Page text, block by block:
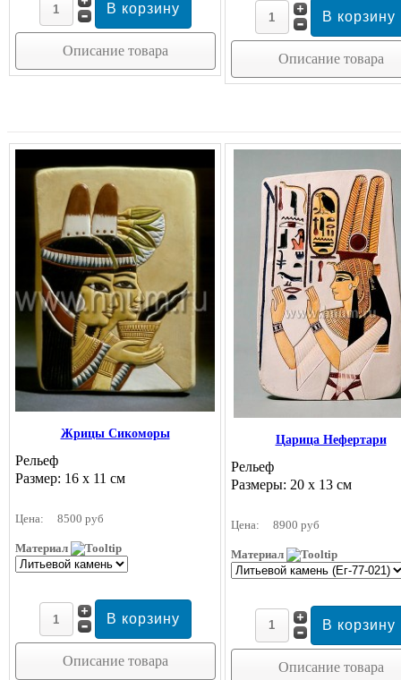
Описание товара
Описание товара
Жрицы Сикоморы
Рельеф
Размер: 16 х 11 см
Цена: 8500 руб
Материал
Описание товара
Царица Нефертари
Рельеф
Размеры: 20 x 13 см
Цена: 8900 руб
Материал
Описание товара